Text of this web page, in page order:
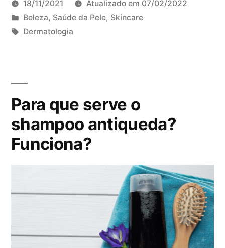
18/11/2021
Atualizado em 07/02/2022
P
u
c
a
o
e
Beleza, Saúde da Pele, Skincare
T
:
Dermatologia
Para que serve o
shampoo antiqueda?
Funciona?